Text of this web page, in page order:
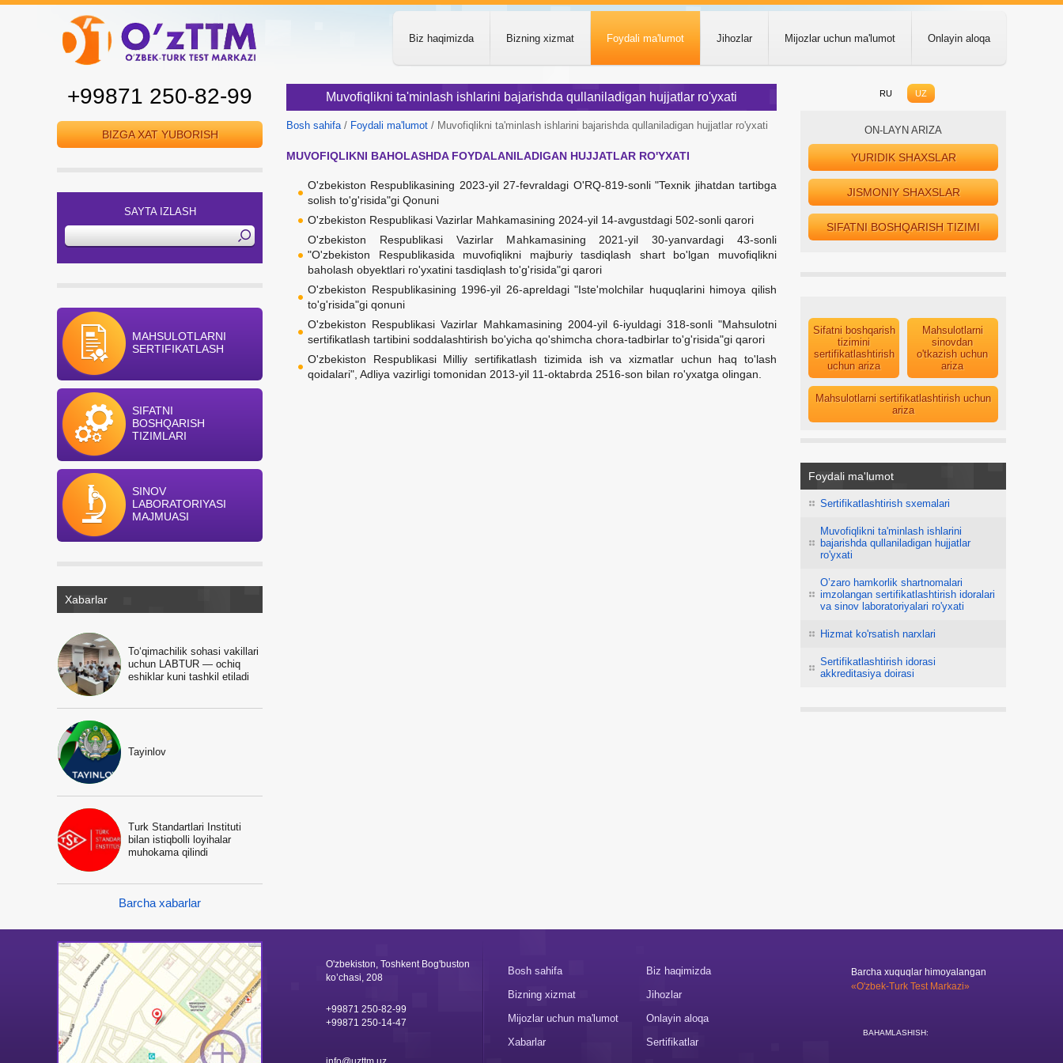
Biz haqimizda Bizning xizmat Foydali ma'lumot Jihozlar Mijozlar uchun ma'lumot Onlayin aloqa
+99871 250-82-99
BIZGA XAT YUBORISH
SAYTA IZLASH
MAHSULOTLARNI
SERTIFIKATLASH
SIFATNI
BOSHQARISH
TIZIMLARI
SINOV
LABORATORIYASI
MAJMUASI
Xabarlar
To‘qimachilik sohasi vakillari
uchun LABTUR — ochiq
eshiklar kuni tashkil etiladi
Tayinlov
Turk Standartlari Instituti
bilan istiqbolli loyihalar
muhokama qilindi
Barcha xabarlar
Muvofiqlikni ta'minlash ishlarini bajarishda qullaniladigan hujjatlar ro'yxati
Bosh sahifa/ Foydali ma'lumot / Muvofiqlikni ta'minlash ishlarini bajarishda qullaniladigan hujjatlar ro'yxati
MUVOFIQLIKNI BAHOLASHDA FOYDALANILADIGAN HUJJATLAR RO'YXATI
O'zbekiston Respublikasining 2023-yil 27-fevraldagi O'RQ-819-sonli "Texnik jihatdan tartibga
solish to'g'risida"gi Qonuni
O'zbekiston Respublikasi Vazirlar Mahkamasining 2024-yil 14-avgustdagi 502-sonli qarori
O'zbekiston Respublikasi Vazirlar Mahkamasining 2021-yil 30-yanvardagi 43-sonli
"O'zbekiston Respublikasida muvofiqlikni majburiy tasdiqlash shart bo'lgan muvofiqlikni
baholash obyektlari ro'yxatini tasdiqlash to'g'risida"gi qarori
O'zbekiston Respublikasining 1996-yil 26-apreldagi "Iste'molchilar huquqlarini himoya qilish
to'g'risida"gi qonuni
O'zbekiston Respublikasi Vazirlar Mahkamasining 2004-yil 6-iyuldagi 318-sonli "Mahsulotni
sertifikatlash tartibini soddalashtirish bo'yicha qo'shimcha chora-tadbirlar to'g'risida"gi qarori
O'zbekiston Respublikasi Milliy sertifikatlash tizimida ish va xizmatlar uchun haq to'lash
qoidalari", Adliya vazirligi tomonidan 2013-yil 11-oktabrda 2516-son bilan ro'yxatga olingan.
RU UZ
ON-LAYN ARIZA
YURIDIK SHAXSLAR
JISMONIY SHAXSLAR
SIFATNI BOSHQARISH TIZIMI
Mahsulotlarni
sinovdan
o'tkazish uchun
ariza
Sifatni boshqarish
tizimini
sertifikatlashtirish
uchun ariza
Mahsulotlarni sertifikatlashtirish uchun
ariza
Foydali ma'lumot
Sertifikatlashtirish sxemalari
Muvofiqlikni ta'minlash ishlarini
bajarishda qullaniladigan hujjatlar
ro'yxati
O’zaro hamkorlik shartnomalari
imzolangan sertifikatlashtirish idoralari
va sinov laboratoriyalari ro'yxati
Hizmat ko'rsatish narxlari
Sertifikatlashtirish idorasi
akkreditasiya doirasi
O'zbekiston, Toshkent Bog'buston
ko’chasi, 208
+99871 250-82-99
+99871 250-14-47
Bosh sahifa
Biz haqimizda
Bizning xizmat
Jihozlar
Mijozlar uchun ma'lumot
Onlayin aloqa
Xabarlar
Sertifikatlar
Barcha xuquqlar himoyalangan
«O'zbek-Turk Test Markazi»
BAHAMLASHISH: